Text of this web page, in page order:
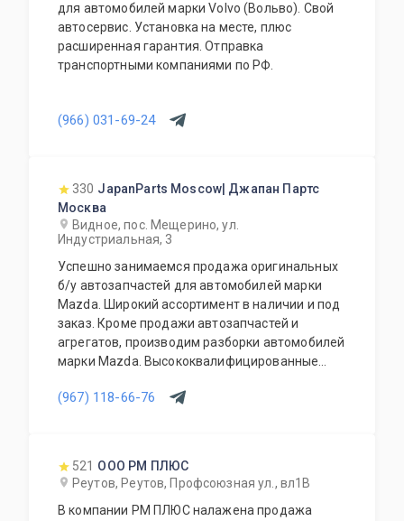
для автомобилей марки Volvo (Вольво). Свой
автосервис. Установка на месте, плюс
расширенная гарантия. Отправка
транспортными компаниями по РФ.
(966) 031-69-24
330 JapanParts Moscow| Джапан Партс
Москва
Видное, пос. Мещерино, ул.
Индустриальная, 3
Успешно занимаемся продажа оригинальных
б/у автозапчастей для автомобилей марки
Mazda. Широкий ассортимент в наличии и под
заказ. Кроме продажи автозапчастей и
агрегатов, производим разборки автомобилей
марки Mazda. Высококвалифицированные
его виды. В нашем автосервисе проводится
дополнительное оборудование для Вашего
автомобиля. Гарантия качества на все услуги
и продукцию. Квалифицированные
(967) 118-66-76
521 ООО РМ ПЛЮС
Реутов, Реутов, Профсоюзная ул., вл1В
В компании РМ ПЛЮС налажена продажа